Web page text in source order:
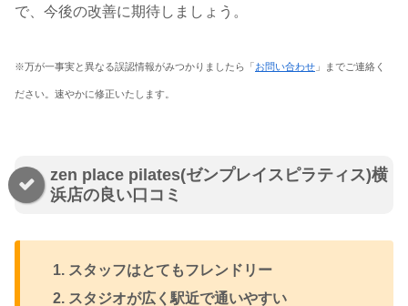
で、今後の改善に期待しましょう。
※万が一事実と異なる誤認情報がみつかりましたら「お問い合わせ 」までご連絡く
ださい。速やかに修正いたします。
zen place pilates(ゼンプレイスピラティス)横
浜店の良い口コミ
スタッフはとてもフレンドリー
スタジオが広く駅近で通いやすい